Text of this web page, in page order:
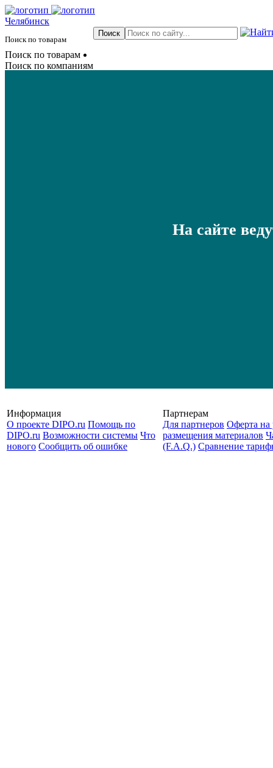
Челябинск
Поиск по товарам
Поиск по товарам
Поиск по компаниям
На сайте
Информация
О проекте DIPO.ru Помощь по
DIPO.ru Возможности системы Что
нового Сообщить об ошибке
Партнерам
Для партнеров Оферта на
размещения материалов
(F.A.Q.) Cравнение